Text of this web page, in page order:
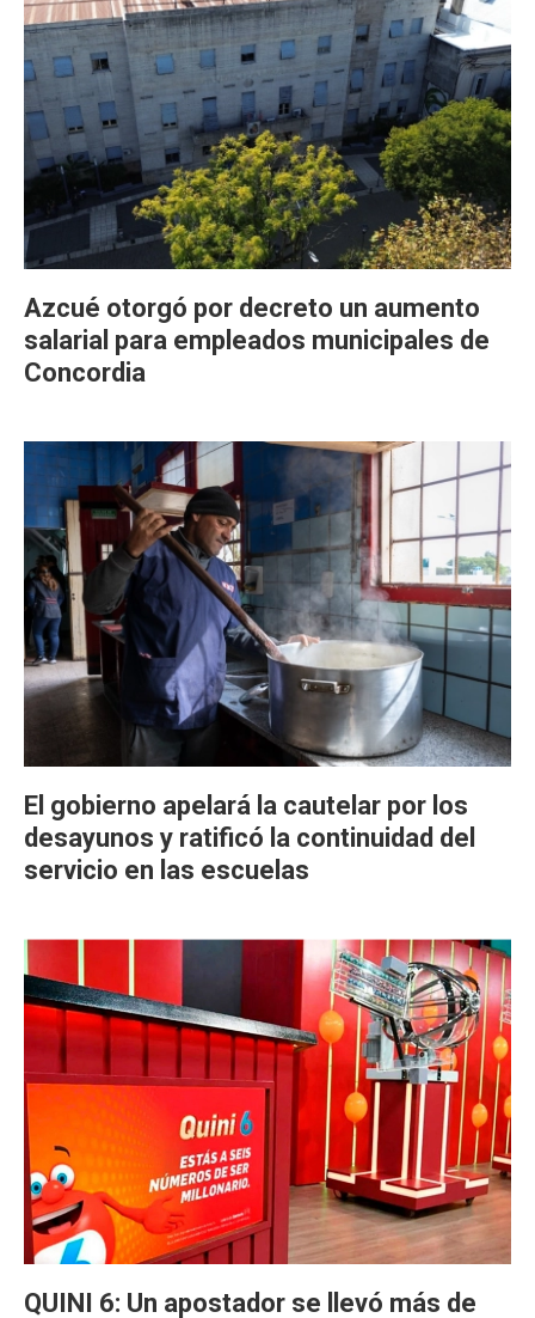
Azcué otorgó por decreto un aumento
salarial para empleados municipales de
Concordia
El gobierno apelará la cautelar por los
desayunos y ratificó la continuidad del
servicio en las escuelas
QUINI 6: Un apostador se llevó más de